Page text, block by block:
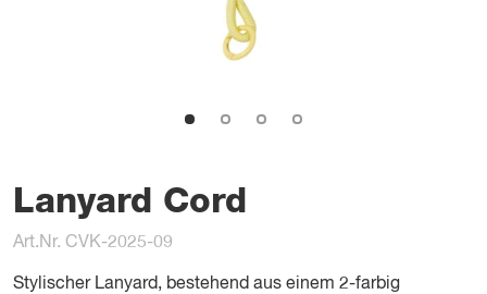
Lanyard Cord
Art.Nr. CVK-2025-09
Stylischer Lanyard, bestehend aus einem 2-farbig